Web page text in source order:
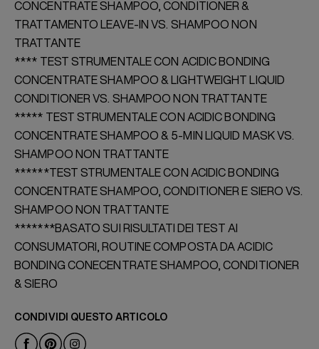
CONCENTRATE SHAMPOO, CONDITIONER &
TRATTAMENTO LEAVE-IN VS. SHAMPOO NON
TRATTANTE
**** TEST STRUMENTALE CON ACIDIC BONDING
CONCENTRATE SHAMPOO & LIGHTWEIGHT LIQUID
CONDITIONER VS. SHAMPOO NON TRATTANTE
***** TEST STRUMENTALE CON ACIDIC BONDING
CONCENTRATE SHAMPOO & 5-MIN LIQUID MASK VS.
SHAMPOO NON TRATTANTE
******TEST STRUMENTALE CON ACIDIC BONDING
CONCENTRATE SHAMPOO, CONDITIONER E SIERO VS.
SHAMPOO NON TRATTANTE
*******BASATO SUI RISULTATI DEI TEST AI
CONSUMATORI, ROUTINE COMPOSTA DA ACIDIC
BONDING CONECENTRATE SHAMPOO, CONDITIONER
& SIERO
CONDIVIDI QUESTO ARTICOLO